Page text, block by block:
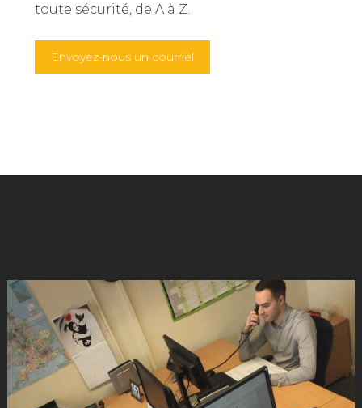
toute sécurité, de A à Z.
Envoyez-nous un courriel